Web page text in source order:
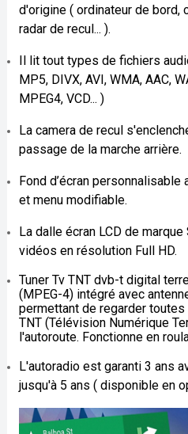
d'origine ( ordinateur de bord,
radar de recul... ).
Il lit tout types de fichiers
MP5, DIVX, AVI, WMA, AAC,
MPEG4, VCD... )
La camera de recul
passage de la marche arrière.
Fond d’écran
et menu modifiable.
La dalle écran LCD de
vidéos en résolution Full HD.
Tuner Tv TNT dvb-t digital
(MPEG-4) intégré avec
permettant de regarder
TNT (Télévision Numérique
l'autoroute. Fonctionne en
L'autoradio est garanti 3 ans
jusqu'à 5 ans ( disponible en